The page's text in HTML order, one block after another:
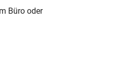
Büro oder